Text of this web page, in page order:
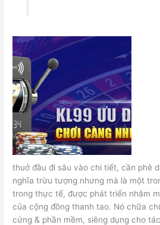
thuở đầu đi sâu vào chi tiết, cần phê
nghĩa trừu tượng nhưng mà là một
trong thực tế, được phát triển nhằm
của cộng đồng thanh tao. Nó chữa
cứng & phần mềm, siêng dụng cho